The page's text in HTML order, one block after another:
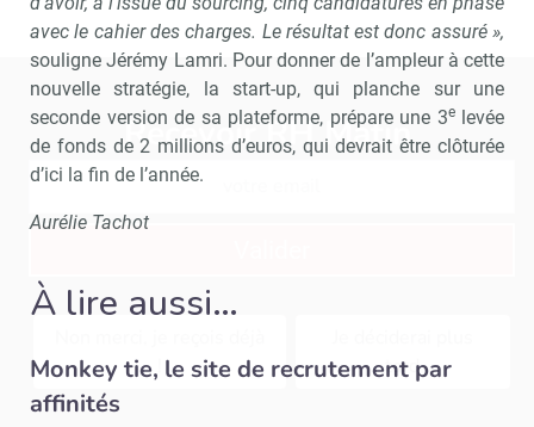
avec le cahier des charges. Le résultat est donc assuré »,
souligne Jérémy Lamri. Pour donner de l’ampleur à cette
nouvelle stratégie, la start-up, qui planche sur une
seconde version de sa plateforme, prépare une 3elevée
de fonds de 2 millions d’euros, qui devrait être clôturée
d’ici la fin de l’année.
Aurélie Tachot
À lire aussi…
Monkey tie, le site de recrutement par
affinités
Recevoir RH MatinAbonnez-
tard